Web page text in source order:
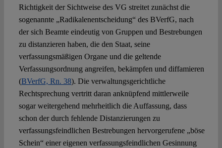
Richtigkeit der Sichtweise des VG streitet zunächst die
sogenannte „Radikalenentscheidung“ des BVerfG, nach
der sich Beamte eindeutig von Gruppen und Bestrebungen
zu distanzieren haben, die den Staat, seine
verfassungsmäßigen Organe und die geltende
Verfassungsordnung angreifen, bekämpfen und diffamieren
(BVerfG, Rn. 38). Die verwaltungsgerichtliche
Rechtsprechung vertritt daran anknüpfend mittlerweile
sogar weitergehend mehrheitlich die Auffassung, dass
schon der durch fehlende Distanzierungen zu
verfassungsfeindlichen Bestrebungen hervorgerufene „böse
Schein“ einer eigenen verfassungsfeindlichen Gesinnung